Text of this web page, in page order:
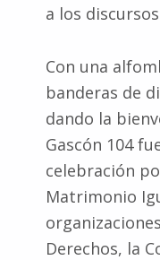
a los
Con una
banderas de
dando la
Gascón 104
celebración
Matrimonio
Derechos, la